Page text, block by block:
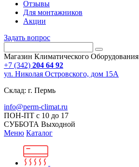
Отзывы
Для монтажников
Акции
Задать вопрос
Магазин Климатического Оборудования
+7 (342) 204 64 92
ул. Николая Островского, дом 15А
Склад: г. Пермь
info@perm-climat.ru
ПОН-ПТ с 10 до 17
СУББОТА Выходной
Меню Каталог